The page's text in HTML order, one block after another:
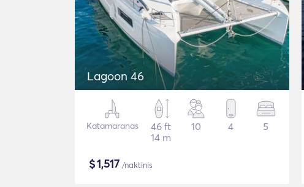
Lagoon 46
Katamaranas
46 ft
14 m
10 4 5
$1,517 /naktinis